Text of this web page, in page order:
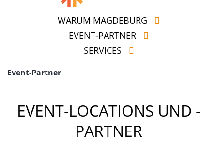
WARUM MAGDEBURG
EVENT-PARTNER
SERVICES
Event-Partner
EVENT-LOCATIONS UND -
PARTNER